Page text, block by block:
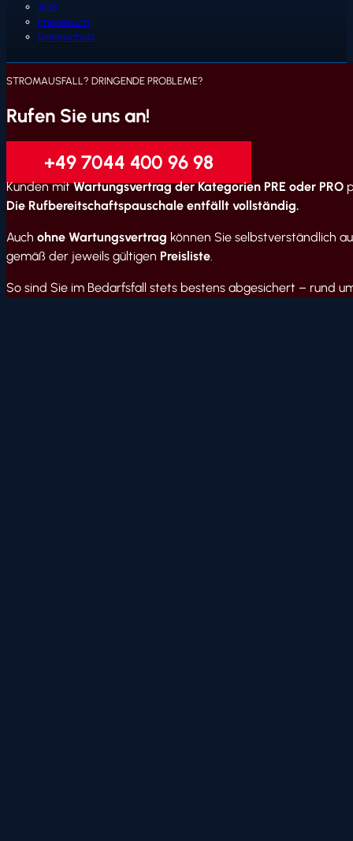
AGB
Impressum
Datenschutz
Rufen Sie uns an!
STROMAUSFALL? DRINGENDE PROBLEME?
+49 7044 400 96 98
Kunden mitWartungsvertrag der Kategorien PRE oder PRO
Die Rufbereitschaftspauschale entfällt vollständig.
Auch ohne Wartungsvertrag können Sie selbstverständlich
gemäß der jeweils gültigen Preisliste.
So sind Sie im Bedarfsfall stets bestens abgesichert – rund